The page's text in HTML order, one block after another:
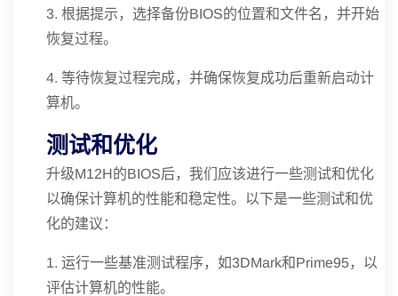
3. 根据提示，选择备份BIOS的位置和文件名，并开始
恢复过程。
4. 等待恢复过程完成，并确保恢复成功后重新启动计
算机。
测试和优化
升级M12H的BIOS后，我们应该进行一些测试和优化
以确保计算机的性能和稳定性。以下是一些测试和优
化的建议：
1. 运行一些基准测试程序，如3DMark和Prime95，以
评估计算机的性能。